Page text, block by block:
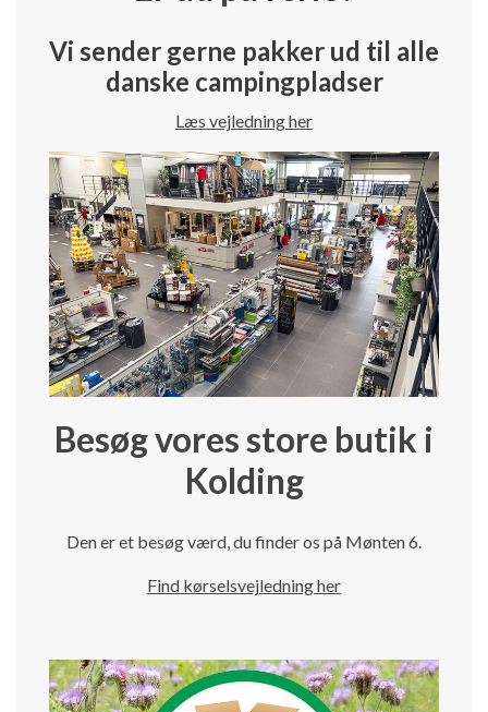
Vi sender gerne pakker ud til alle
danske campingpladser
Læs vejledning her
Besøg vores store butik i
Kolding
Den er et besøg værd, du finder os på Mønten 6.
Find kørselsvejledning her